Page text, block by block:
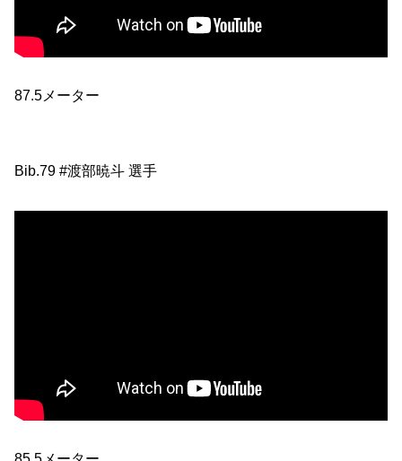
87.5メーター
Bib.79 #渡部暁斗 選手